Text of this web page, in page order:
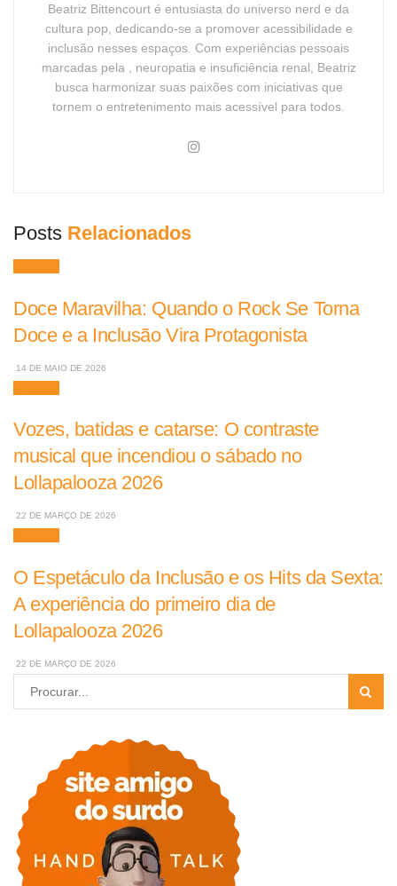
Beatriz Bittencourt é entusiasta do universo nerd e da
cultura pop, dedicando-se a promover acessibilidade e
inclusão nesses espaços. Com experiências pessoais
marcadas pela , neuropatia e insuficiência renal, Beatriz
busca harmonizar suas paixões com iniciativas que
tornem o entretenimento mais acessível para todos.
Posts Relacionados
Doce Maravilha: Quando o Rock Se Torna
Doce e a Inclusão Vira Protagonista
14 DE MAIO DE 2026
Vozes, batidas e catarse: O contraste
musical que incendiou o sábado no
Lollapalooza 2026
22 DE MARÇO DE 2026
O Espetáculo da Inclusão e os Hits da Sexta:
A experiência do primeiro dia de
Lollapalooza 2026
22 DE MARÇO DE 2026